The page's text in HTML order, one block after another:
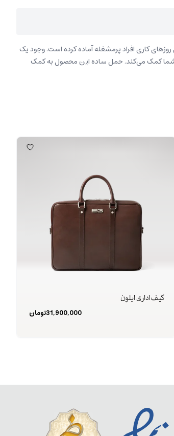
کاری افراد پرمشغله آماده کرده است. وجود یک
شما کمک می‌کند. حمل ساده این محصول به کمک
کیف اداری ایلون
31,900,000تومان